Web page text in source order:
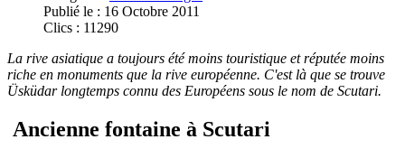
Publié le : 16 Octobre 2011
Clics : 11290
La rive asiatique a toujours été moins touristique et réputée moins
riche en monuments que la rive européenne. C'est là que se trouve
Üsküdar longtemps connu des Européens sous le nom de Scutari.
Ancienne fontaine à Scutari